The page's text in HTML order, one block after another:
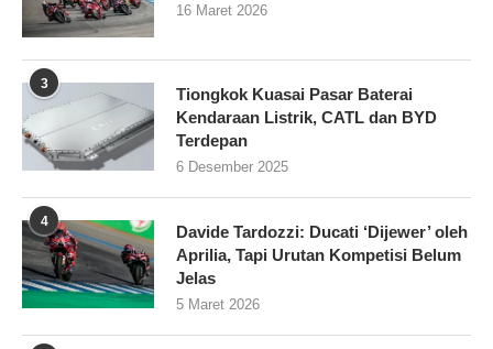
16 Maret 2026
3
Tiongkok Kuasai Pasar Baterai
Kendaraan Listrik, CATL dan BYD
Terdepan
6 Desember 2025
4
Davide Tardozzi: Ducati ‘Dijewer’ oleh
Aprilia, Tapi Urutan Kompetisi Belum
Jelas
5 Maret 2026